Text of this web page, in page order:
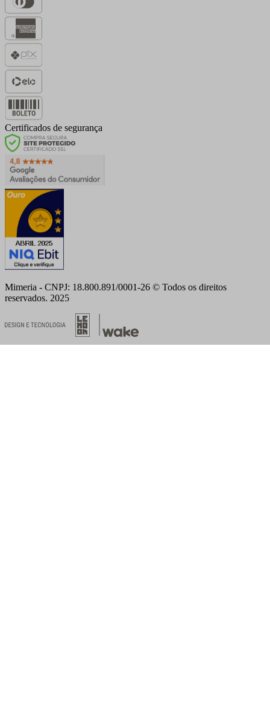
Certificados de segurança
Mimeria - CNPJ: 18.800.891/0001-26 © Todos os direitos
reservados. 2025